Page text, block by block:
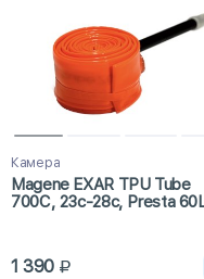
Камера
Magene EXAR TPU Tube
700C, 23c-28c, Presta
1 390